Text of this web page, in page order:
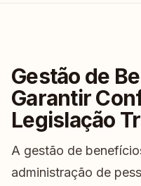
Gestão de
Garantir
Legislação
A gestão de
administração de